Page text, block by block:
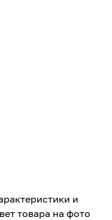
и
товара на фото